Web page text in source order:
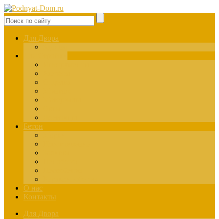
Для Двора
Бетон
О нас
Контакты
Для Двора